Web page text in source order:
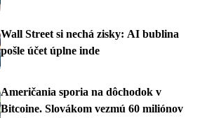
Wall Street si nechá zisky: AI bublina
pošle účet úplne inde
Američania sporia na dôchodok v
Bitcoine. Slovákom vezmú 60 miliónov